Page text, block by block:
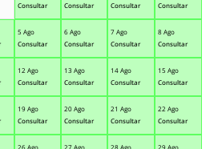
Consultar
Consultar
Consultar
Consultar
5 Ago
Consultar
6 Ago
Consultar
7 Ago
Consultar
8 Ago
Consultar
12 Ago
Consultar
13 Ago
Consultar
14 Ago
Consultar
15 Ago
Consultar
19 Ago
Consultar
20 Ago
Consultar
21 Ago
Consultar
22 Ago
Consultar
26 Ago
27 Ago
28 Ago
29 Ago